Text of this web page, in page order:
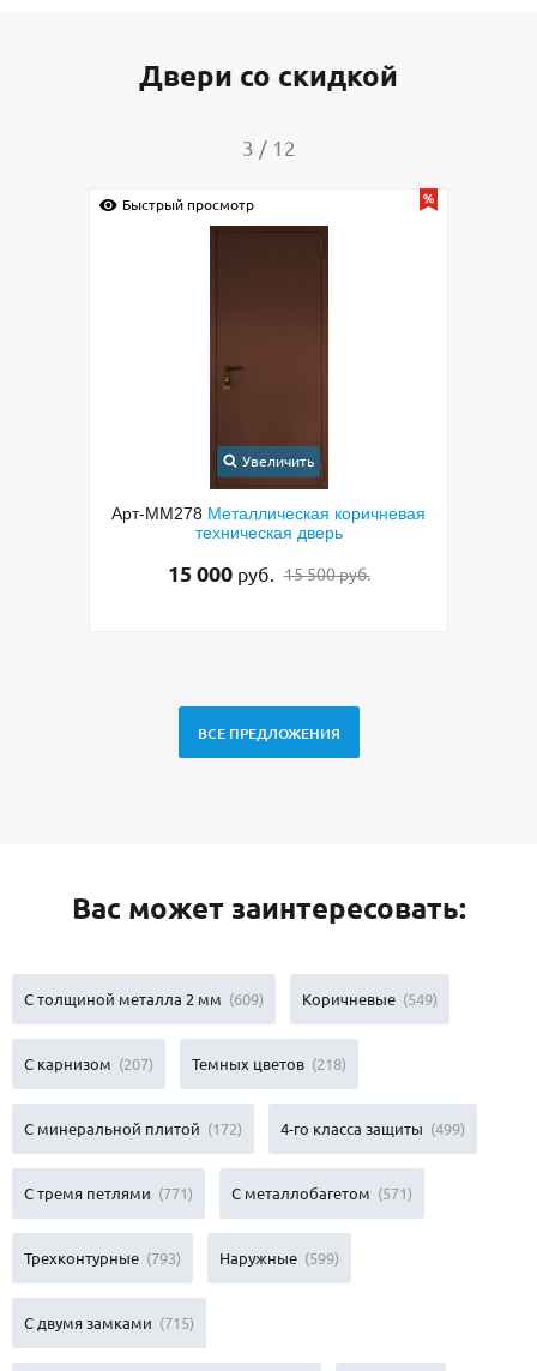
Двери со скидкой
4 / 12
Быстрый просмотр
Увеличить
Арт-ММ237Входная дверь с порошковым
окрашиванием коричневого цвета и МДФ
27 500
ВСЕ ПРЕДЛОЖЕНИЯ
Вас может заинтересовать:
С толщиной металла 2 мм (609) Коричневые (549)
С карнизом (207) Темных цветов (218)
С минеральной плитой (172) 4-го класса защиты (499)
С тремя петлями (771) С металлобагетом (571)
Трехконтурные (793) Наружные (599)
С двумя замками (715)